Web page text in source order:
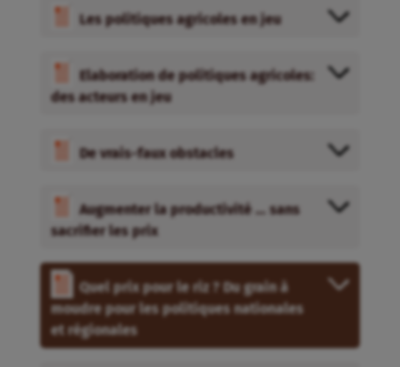
Les politiques agricoles en jeu
Elaboration de politiques agricoles:
des acteurs en jeu
De vrais-faux obstacles
Augmenter la productivité … sans
sacrifier les prix
Quel prix pour le riz ? Du grain à
moudre pour les politiques nationales
et régionales